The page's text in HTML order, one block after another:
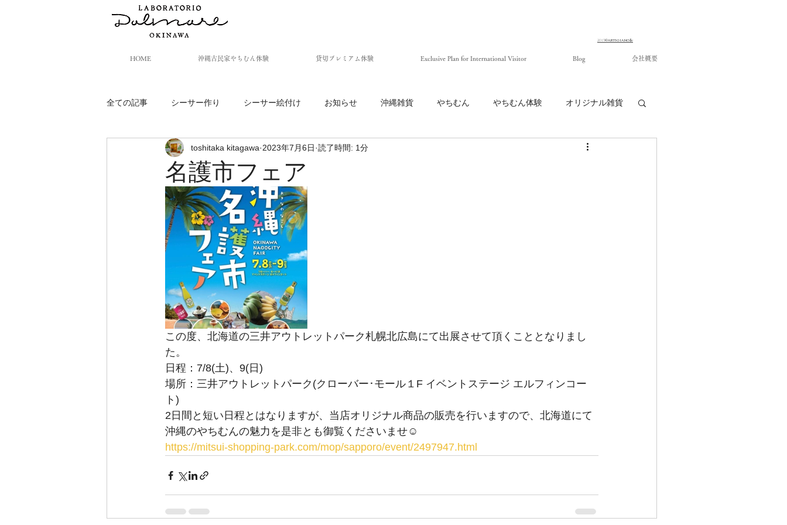
​2013©ARTIGIANO.llc
HOME 沖縄古民家やちむん体験 貸切プレミアム体験 Exclusive Plan for International Visitor Blog 会社概要
全ての記事 シーサー作り シーサー絵付け お知らせ 沖縄雑貨 やちむん やちむん体験 オリジナル雑貨
名護市フェア
toshitaka kitagawa 2023年7月6日 読了時間: 1分
この度、北海道の三井アウトレットパーク札幌北広島にて出展させて頂くこととなりまし
た。
日程：7/8(土)、9(日)
場所：三井アウトレットパーク(クローバー･モール１F イベントステージ エルフィンコー
ト)
2日間と短い日程とはなりますが、当店オリジナル商品の販売を行いますので、北海道にて
沖縄のやちむんの魅力を是非とも御覧くださいませ☺️
https://mitsui-shopping-park.com/mop/sapporo/event/2497947.html